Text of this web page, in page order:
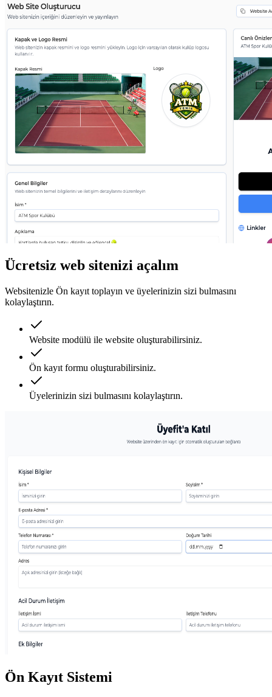
Ücretsiz web sitenizi açalım
Websitenizle Ön kayıt toplayın ve üyelerinizin sizi bulmasını
kolaylaştırın.
Website modülü ile website oluşturabilirsiniz.
Ön kayıt formu oluşturabilirsiniz.
Üyelerinizin sizi bulmasını kolaylaştırın.
Ön Kayıt Sistemi